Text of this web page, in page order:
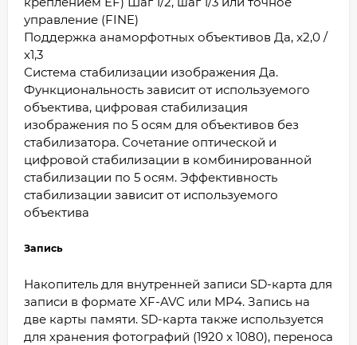
управление (FINE)
Поддержка анаморфотных объективов Да, x2,0 /
x1,3
Система стабилизации изображения Да.
Функциональность зависит от используемого
объектива, цифровая стабилизация
изображения по 5 осям для объективов без
стабилизатора. Сочетание оптической и
цифровой стабилизации в комбинированной
стабилизации по 5 осям. Эффективность
стабилизации зависит от используемого
объектива
Запись
Накопитель для внутренней записи SD-карта для
записи в формате XF-AVC или MP4. Запись на
две карты памяти. SD-карта также используется
для хранения фотографий (1920 x 1080), переноса